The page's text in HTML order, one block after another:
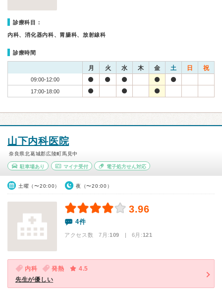
診療科目：
内科、消化器内科、胃腸科、放射線科
診療時間
月 火 水 木 金 土 日 祝
09:00-12:00
17:00-18:00
山下内科医院
奈良県北葛城郡広陵町馬見中
駐車場あり マイナ受付 電子処方せん対応
土曜（〜20:00） 夜（〜20:00）
3.96
4件
アクセス数 7月:109 | 6月:121
内科 発熱
4.5
先生が優しい